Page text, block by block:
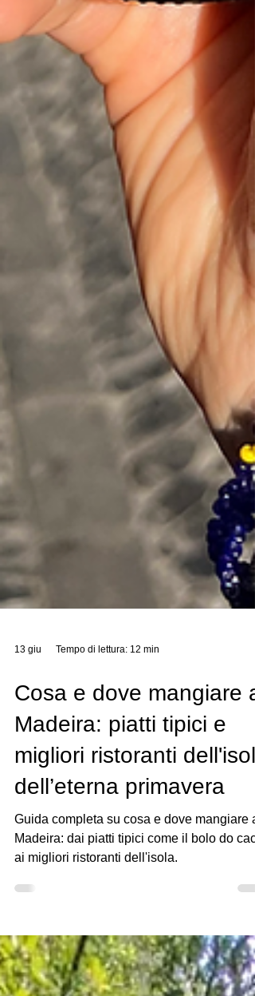
13 giu Tempo di lettura: 12 min
Cosa e dove mangiare a
Madeira: piatti tipici e
migliori ristoranti
dell’eterna primavera
Guida completa su cosa e dove mangiare a